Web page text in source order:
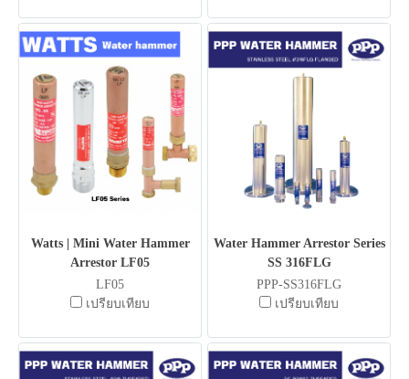
Watts | Mini Water Hammer
Arrestor LF05
LF05
เปรียบเทียบ
Water Hammer Arrestor Series
SS 316FLG
PPP-SS316FLG
เปรียบเทียบ